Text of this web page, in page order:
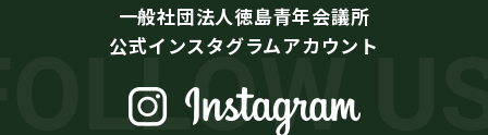
一般社団法人徳島青年会議所
公式インスタグラムアカウント